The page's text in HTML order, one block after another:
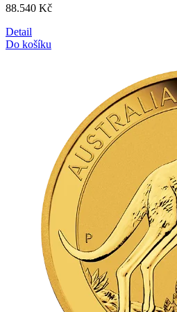
88.540 Kč
Detail
Do košíku